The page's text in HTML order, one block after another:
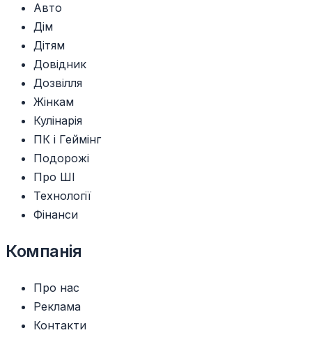
Авто
Дім
Дітям
Довідник
Дозвілля
Жінкам
Кулінарія
ПК і Геймінг
Подорожі
Про ШІ
Технології
Фінанси
Компанія
Про нас
Реклама
Контакти